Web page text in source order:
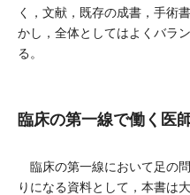
く，文献，既存の成書，手術
かし，全体としてはよくバラ
る。
臨床の第一線で働く医
臨床の第一線において足の
りになる資料として，本書は